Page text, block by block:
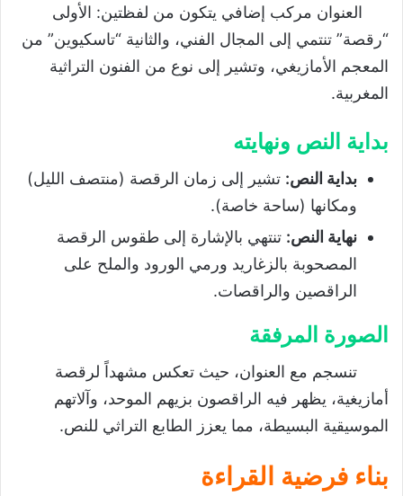
العنوان مركب إضافي يتكون من لفظتين: الأولى
“رقصة” تنتمي إلى المجال الفني، والثانية “تاسكيوين” من
المعجم الأمازيغي، وتشير إلى نوع من الفنون التراثية
المغربية.
بداية النص ونهايته
بداية النص: تشير إلى زمان الرقصة (منتصف الليل)
ومكانها (ساحة خاصة).
نهاية النص: تنتهي بالإشارة إلى طقوس الرقصة
المصحوبة بالزغاريد ورمي الورود والملح على
الراقصين والراقصات.
الصورة المرفقة
تنسجم مع العنوان، حيث تعكس مشهداً لرقصة
أمازيغية، يظهر فيه الراقصون بزيهم الموحد، وآلاتهم
الموسيقية البسيطة، مما يعزز الطابع التراثي للنص.
بناء فرضية القراءة